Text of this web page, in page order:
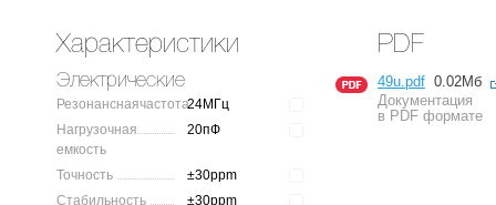
Характеристики
Электрические
Резонанснаячастота24МГц
Нагрузочная
емкость
20пФ
Точность
±30ppm
Стабильность
±30ppm
PDF
49u.pdf 0.02Мб
Документация
в PDF формате